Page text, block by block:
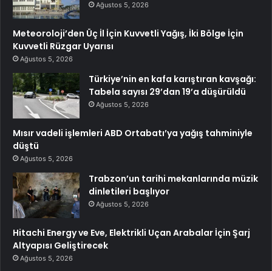
Ağustos 5, 2026
Meteoroloji’den Üç İl İçin Kuvvetli Yağış, İki Bölge İçin
Kuvvetli Rüzgar Uyarısı
Ağustos 5, 2026
Türkiye’nin en kafa karıştıran kavşağı:
Tabela sayısı 29’dan 19’a düşürüldü
Ağustos 5, 2026
Mısır vadeli işlemleri ABD Ortabatı’ya yağış tahminiyle
düştü
Ağustos 5, 2026
Trabzon’un tarihi mekanlarında müzik
dinletileri başlıyor
Ağustos 5, 2026
Hitachi Energy ve Eve, Elektrikli Uçan Arabalar İçin Şarj
Altyapısı Geliştirecek
Ağustos 5, 2026